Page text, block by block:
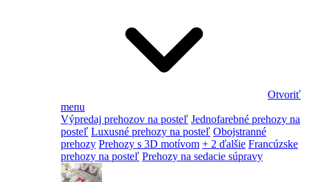
Otvoriť
menu
Výpredaj prehozov na posteľ Jednofarebné prehozy na
posteľ Luxusné prehozy na posteľ Obojstranné
prehozy Prehozy s 3D motívom + 2 ďalšie Francúzske
prehozy na posteľ Prehozy na sedacie súpravy